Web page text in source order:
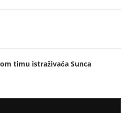
timu istraživača Sunca